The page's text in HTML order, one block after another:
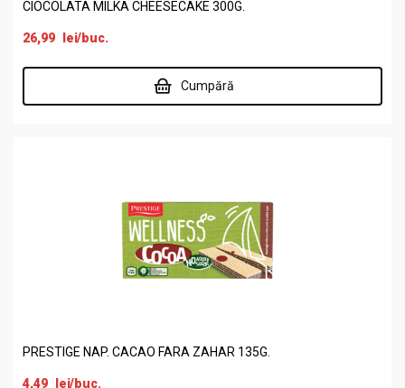
CIOCOLATA MILKA CHEESECAKE 300G.
26,99 lei/buc.
Cumpără
PRESTIGE NAP. CACAO FARA ZAHAR 135G.
4,49 lei/buc.